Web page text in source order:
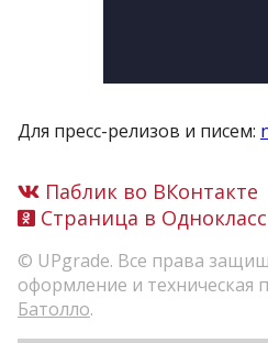
Для пресс-релизов и писем:
Паблик во ВКонтакте
Страница в
© UPgrade. Все права
оформление и
Батолло.